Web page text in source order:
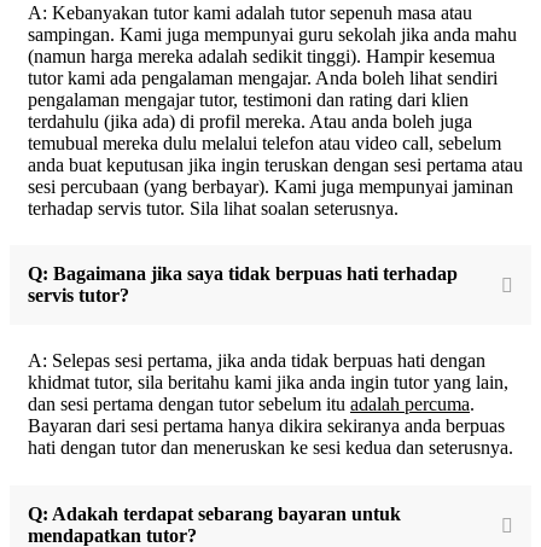
A: Kebanyakan tutor kami adalah tutor sepenuh masa atau
sampingan. Kami juga mempunyai guru sekolah jika anda mahu
(namun harga mereka adalah sedikit tinggi). Hampir kesemua
tutor kami ada pengalaman mengajar. Anda boleh lihat sendiri
pengalaman mengajar tutor, testimoni dan rating dari klien
terdahulu (jika ada) di profil mereka. Atau anda boleh juga
temubual mereka dulu melalui telefon atau video call, sebelum
anda buat keputusan jika ingin teruskan dengan sesi pertama atau
sesi percubaan (yang berbayar). Kami juga mempunyai jaminan
terhadap servis tutor. Sila lihat soalan seterusnya.
Q: Bagaimana jika saya tidak berpuas hati terhadap
servis tutor?
A: Selepas sesi pertama, jika anda tidak berpuas hati dengan
khidmat tutor, sila beritahu kami jika anda ingin tutor yang lain,
dan sesi pertama dengan tutor sebelum itu adalah percuma.
Bayaran dari sesi pertama hanya dikira sekiranya anda berpuas
hati dengan tutor dan meneruskan ke sesi kedua dan seterusnya.
Q: Adakah terdapat sebarang bayaran untuk
mendapatkan tutor?